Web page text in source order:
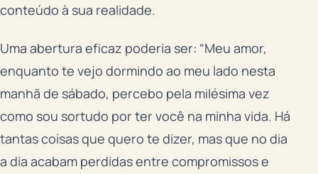
conteúdo à sua realidade.
Uma abertura eficaz poderia ser: “Meu amor,
enquanto te vejo dormindo ao meu lado nesta
manhã de sábado, percebo pela milésima vez
como sou sortudo por ter você na minha vida. Há
tantas coisas que quero te dizer, mas que no dia
a dia acabam perdidas entre compromissos e